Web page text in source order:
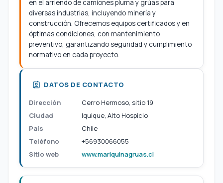
en el arriendo de camiones pluma y grúas para
diversas industrias, incluyendo minería y
construcción. Ofrecemos equipos certificados y en
óptimas condiciones, con mantenimiento
preventivo, garantizando seguridad y cumplimiento
normativo en cada proyecto.
DATOS DE CONTACTO
Dirección
Cerro Hermoso, sitio 19
Ciudad
Iquique, Alto Hospicio
País
Chile
Teléfono
+56930066055
Sitio web
www.mariquinagruas.cl